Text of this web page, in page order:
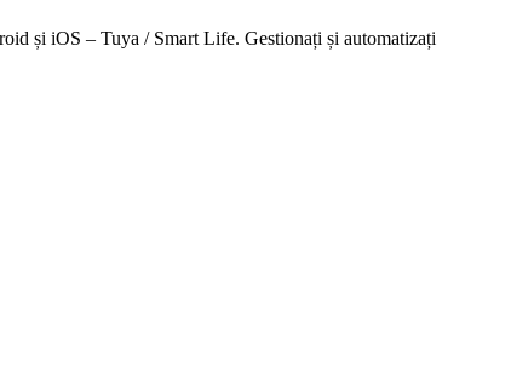
și iOS – Tuya / Smart Life. Gestionați și automatizați